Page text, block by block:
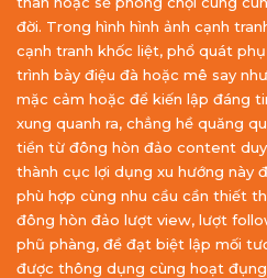
đời. Trong hình hình ảnh cạnh
cạnh tranh khốc liệt, phổ quát
trình bày điệu đà hoặc mê say
mặc cảm hoặc để kiến lập đáng
xung quanh ra, chẳng hề quăng
tiền từ đông hòn đảo content
thành cục lợi dụng xu hướng này
phù hợp cùng nhu cầu cần thiết
đông hòn đảo lượt view, lượt
phũ phàng, đề đạt biệt lập mối
được thông dụng cùng hoạt